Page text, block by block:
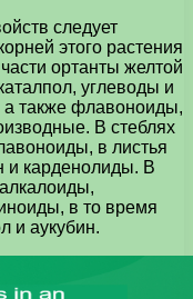
следует
этого растения
ортанты желтой
углеводы и
а также флавоноиды,
В стеблях
в листья
и карденолиды. В
в то время
и аукубин.